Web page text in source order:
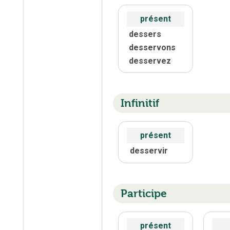
présent
dessers
desservons
desservez
Infinitif
présent
desservir
Participe
présent